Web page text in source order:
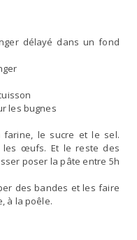
délayé dans un fond
les bugnes
farine, le sucre et le sel.
les œufs. Et le reste des
poser la pâte entre 5h
des bandes et les faire
à la poêle.